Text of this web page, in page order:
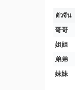
ตัวจีน
哥哥
姐姐
弟弟
妹妹